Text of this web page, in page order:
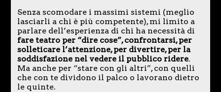
Senza scomodare i massimi sistemi (meglio
lasciarli a chi è più competente), mi limito a
parlare dell’esperienza di chi ha necessità di
fare teatro per “dire cose”, confrontarsi, per
solleticare l’attenzione, per divertire, per la
soddisfazione nel vedere il pubblico ridere.
Ma anche per “stare con gli altri”, con quelli
che con te dividono il palco o lavorano dietro
le quinte.